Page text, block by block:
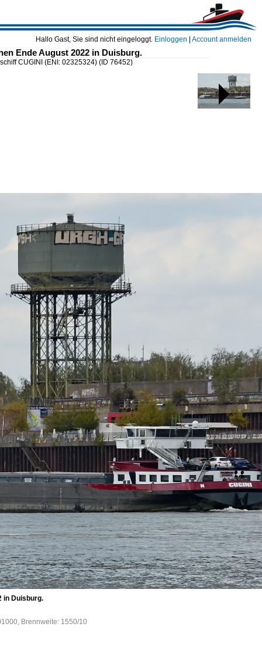
Hallo Gast, Sie sind nicht eingeloggt. Einloggen Account anmelden
Ende August 2022 in Duisburg.
CUGINI (ENI: 02325324) (ID 76452)
in Duisburg.
Brennweite: 1550/10